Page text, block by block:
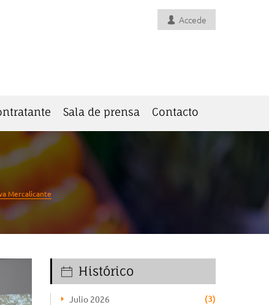
Accede
Sala de prensa Contacto
Mercalicante
Histórico
Julio 2026 (3)